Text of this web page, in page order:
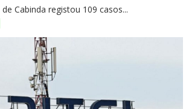
Cabinda registou 109 casos...